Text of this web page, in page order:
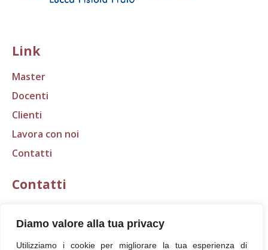
Diamo valore alla tua privacy
Utilizziamo i cookie per migliorare la tua esperienza di
Link
Master
Docenti
Clienti
Lavora con noi
Contatti
Contatti
Tel.: 0583 316401